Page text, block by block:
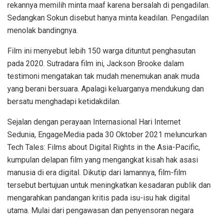
rekannya memilih minta maaf karena bersalah di pengadilan.
Sedangkan Sokun disebut hanya minta keadilan. Pengadilan
menolak bandingnya.
Film ini menyebut lebih 150 warga dituntut penghasutan
pada 2020. Sutradara film ini, Jackson Brooke dalam
testimoni mengatakan tak mudah menemukan anak muda
yang berani bersuara. Apalagi keluarganya mendukung dan
bersatu menghadapi ketidakdilan.
Sejalan dengan perayaan Internasional Hari Internet
Sedunia, EngageMedia pada 30 Oktober 2021 meluncurkan
Tech Tales: Films about Digital Rights in the Asia-Pacific,
kumpulan delapan film yang mengangkat kisah hak asasi
manusia di era digital. Dikutip dari lamannya, film-film
tersebut bertujuan untuk meningkatkan kesadaran publik dan
mengarahkan pandangan kritis pada isu-isu hak digital
utama. Mulai dari pengawasan dan penyensoran negara